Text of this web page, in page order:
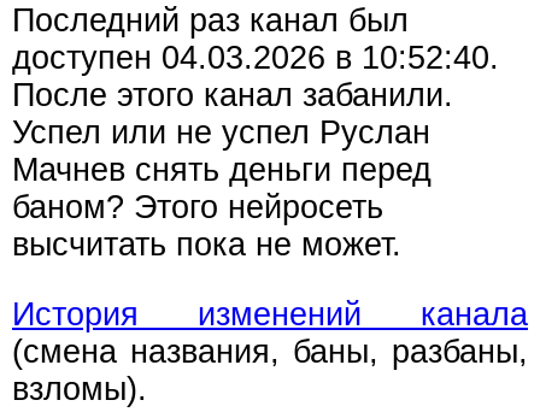
Последний раз канал был
доступен 04.03.2026 в 10:52:40.
После этого канал забанили.
Успел или не успел Руслан
Мачнев снять деньги перед
баном? Этого нейросеть
высчитать пока не может.
История изменений канала
(смена названия, баны, разбаны,
взломы).